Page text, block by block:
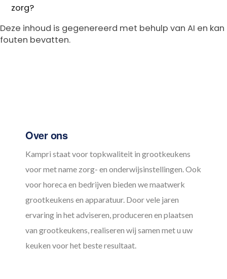
zorg?
Deze inhoud is gegenereerd met behulp van AI en kan
fouten bevatten.
Over ons
Kampri staat voor topkwaliteit in grootkeukens
voor met name zorg- en onderwijsinstellingen. Ook
voor horeca en bedrijven bieden we maatwerk
grootkeukens en apparatuur. Door vele jaren
ervaring in het adviseren, produceren en plaatsen
van grootkeukens, realiseren wij samen met u uw
keuken voor het beste resultaat.